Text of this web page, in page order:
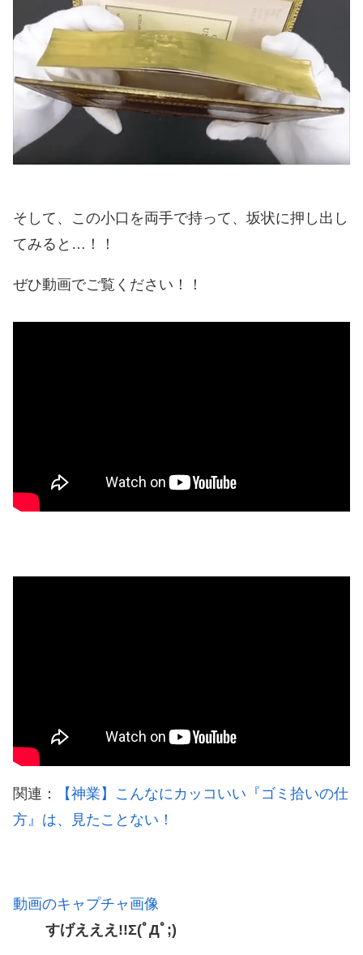
そして、この小口を両手で持って、坂状に押し出し
てみると…！！
ぜひ動画でご覧ください！！
関連：
【神業】こんなにカッコいい『ゴミ拾いの仕
方』は、見たことない！
動画のキャプチャ画像
すげえええ!!Σ(ﾟДﾟ;)